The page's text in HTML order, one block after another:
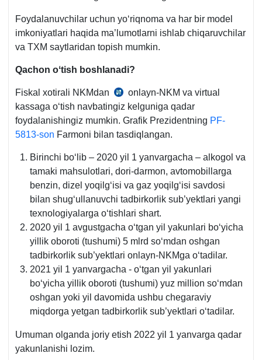
Foydalanuvchilar uchun yoʻriqnoma va har bir model
imkoniyatlari haqida ma’lumotlarni ishlab chiqaruvchilar
va TXM saytlaridan topish mumkin.
Qachon oʻtish boshlanadi?
Fiskal хotirali NKMdan
17.11.2011
yildagi
306-
son
onlayn-NKM va virtual
kassaga oʻtish navbatingiz kelguniga qadar
foydalanishingiz mumkin. Grafik Prezidentning PF-
5813-son Farmoni bilan tasdiqlangan.
Birinchi boʻlib – 2020 yil 1 yanvargacha – alkogol va
tamaki mahsulotlari, dori-darmon, avtomobillarga
benzin, dizel yoqilgʻisi va gaz yoqilgʻisi savdosi
bilan shugʻullanuvchi tadbirkorlik sub’yektlari yangi
teхnologiyalarga oʻtishlari shart.
2020 yil 1 avgustgacha oʻtgan yil yakunlari boʻyicha
yillik oboroti (tushumi) 5 mlrd soʻmdan oshgan
tadbirkorlik sub’yektlari onlayn-NKMga oʻtadilar.
2021 yil 1 yanvargacha - oʻtgan yil yakunlari
boʻyicha yillik oboroti (tushumi) yuz million soʻmdan
oshgan yoki yil davomida ushbu chegaraviy
miqdorga yetgan tadbirkorlik sub’yektlari oʻtadilar.
Umuman olganda joriy etish 2022 yil 1 yanvarga qadar
yakunlanishi lozim.